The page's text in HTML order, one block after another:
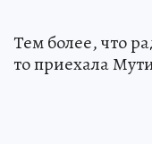
Тем более, что
то приехала